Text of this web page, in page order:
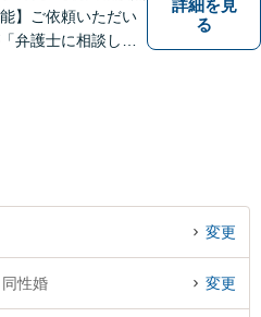
】ご依頼いただい
弁護士に相談して
詳細を見
る
変更
性婚 変更